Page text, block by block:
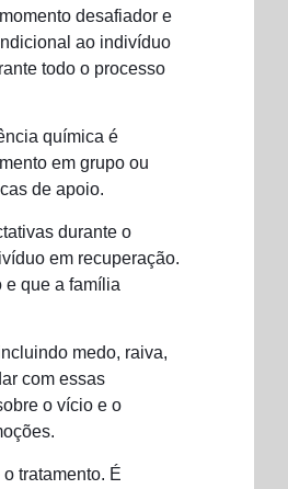
desafiador e
ao indivíduo
todo o processo
química é
em grupo ou
de apoio.
durante o
em recuperação.
e que a família
medo, raiva,
com essas
o vício e o
tratamento. É